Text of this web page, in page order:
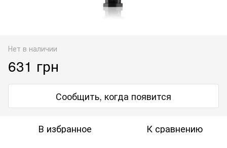
Нет в наличии
631 грн
Сообщить, когда появится
В избранное К сравнению